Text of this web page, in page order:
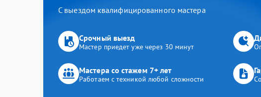
С выездом квалифицированного мастера
Срочный выезд
Мастер приедет уже через 30 минут
Мастера со стажем 7+ лет
Работаем с техникой любой сложности